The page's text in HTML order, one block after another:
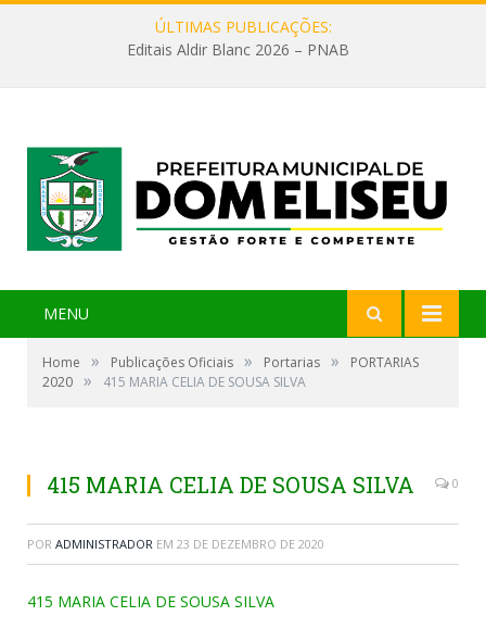
ÚLTIMAS PUBLICAÇÕES:
Editais Aldir Blanc 2026 – PNAB
MENU
Home » Publicações Oficiais » Portarias »
PORTARIAS
2020 » 415 MARIA CELIA DE SOUSA SILVA
415 MARIA CELIA DE SOUSA SILVA 0
POR ADMINISTRADOR EM 23 DE DEZEMBRO DE 2020
415 MARIA CELIA DE SOUSA SILVA